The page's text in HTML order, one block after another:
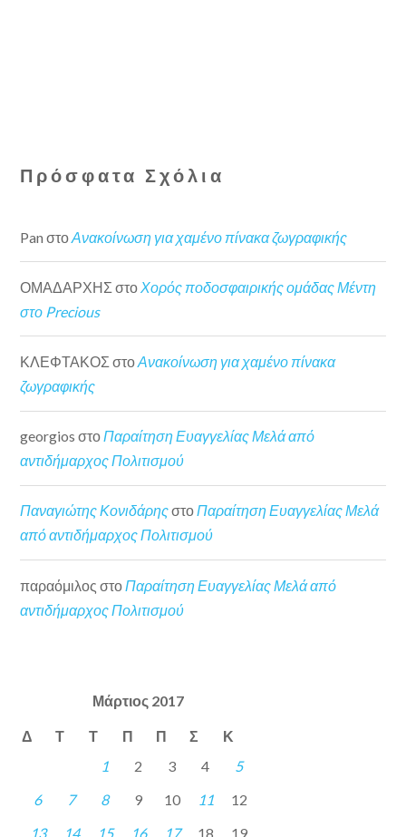
Πρόσφατα Σχόλια
Pan στοΑνακοίνωση για χαμένο πίνακα ζωγραφικής
ΟΜΑΔΑΡΧΗΣ στο Χορός ποδοσφαιρικής ομάδας Μέντη
στο Precious
ΚΛΕΦΤΑΚΟΣ στοΑνακοίνωση για χαμένο πίνακα
ζωγραφικής
georgios στοΠαραίτηση Ευαγγελίας Μελά από
αντιδήμαρχος Πολιτισμού
Παναγιώτης ΚονιδάρηςστοΠαραίτηση Ευαγγελίας Μελά
από αντιδήμαρχος Πολιτισμού
παραόμιλος στο Παραίτηση Ευαγγελίας Μελά από
αντιδήμαρχος Πολιτισμού
Μάρτιος 2017
Δ Τ Τ Π Π Σ Κ
1 2 3 4
5
6
7 8 9 10 11
12
13
14 15 16 17 18
19